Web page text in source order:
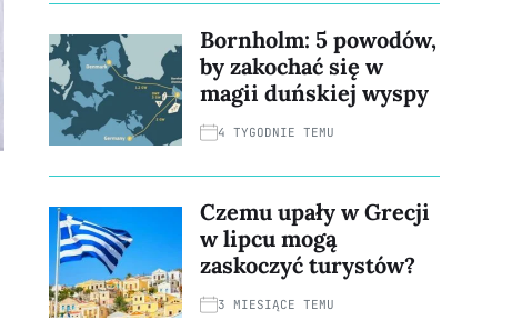
Bornholm: 5 powodów,
by zakochać się w
magii duńskiej wyspy
4 TYGODNIE TEMU
Czemu upały w Grecji
w lipcu mogą
zaskoczyć turystów?
3 MIESIĄCE TEMU